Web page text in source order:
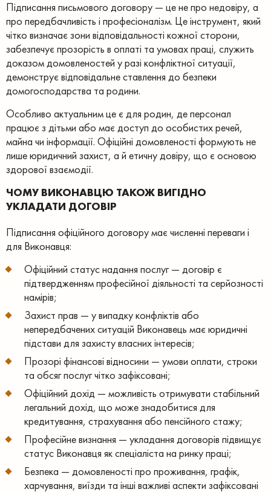
Підписання письмового договору — це не про недовіру, а
про передбачливість і професіоналізм. Це інструмент, який
чітко визначає зони відповідальності кожної сторони,
забезпечує прозорість в оплаті та умовах праці, служить
доказом домовленостей у разі конфліктної ситуації,
демонструє відповідальне ставлення до безпеки
домогосподарства та родини.
Особливо актуальним це є для родин, де персонал
працює з дітьми або має доступ до особистих речей,
майна чи інформації. Офіційні домовленості формують не
лише юридичний захист, а й етичну довіру, що є основою
здорової взаємодії.
ЧОМУ ВИКОНАВЦЮ ТАКОЖ ВИГІДНО
УКЛАДАТИ ДОГОВІР
Підписання офіційного договору має численні переваги і
для Виконавця:
Офіційний статус надання послуг — договір є
підтвердженням професійної діяльності та серйозності
намірів;
Захист прав — у випадку конфліктів або
непередбачених ситуацій Виконавець має юридичні
підстави для захисту власних інтересів;
Прозорі фінансові відносини — умови оплати, строки
та обсяг послуг чітко зафіксовані;
Офіційний дохід — можливість отримувати стабільний
легальний дохід, що може знадобитися для
кредитування, страхування або пенсійного стажу;
Професійне визнання — укладання договорів підвищує
статус Виконавця як спеціаліста на ринку праці;
Безпека — домовленості про проживання, графік,
харчування, виїзди та інші важливі аспекти зафіксовані